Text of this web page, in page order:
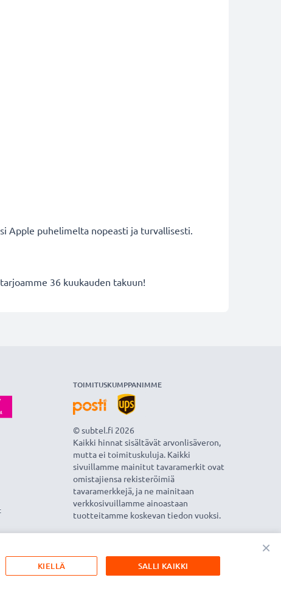
Apple puhelimelta nopeasti ja turvallisesti.
36 kuukauden takuun!
TOIMITUSKUMPPANIMME
© subtel.fi 2026
Kaikki hinnat sisältävät arvonlisäveron,
mutta ei toimituskuluja. Kaikki
sivuillamme mainitut tavaramerkit ovat
omistajiensa rekisteröimiä
tavaramerkkejä, ja ne mainitaan
verkkosivuillamme ainoastaan
tuotteitamme koskevan tiedon vuoksi.
×
SALLI KAIKKI
KIELLÄ